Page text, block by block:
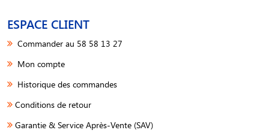
ESPACE CLIENT
Commander au 58 58 13 27
Mon compte
Historique des commandes
Conditions de retour
Garantie & Service Après-Vente (SAV)